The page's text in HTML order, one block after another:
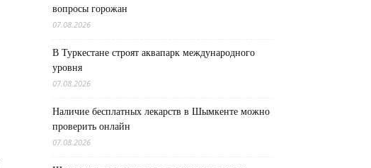
вопросы горожан
07.08.2026
В Туркестане строят аквапарк международного
уровня
07.08.2026
Наличие бесплатных лекарств в Шымкенте можно
проверить онлайн
07.08.2026